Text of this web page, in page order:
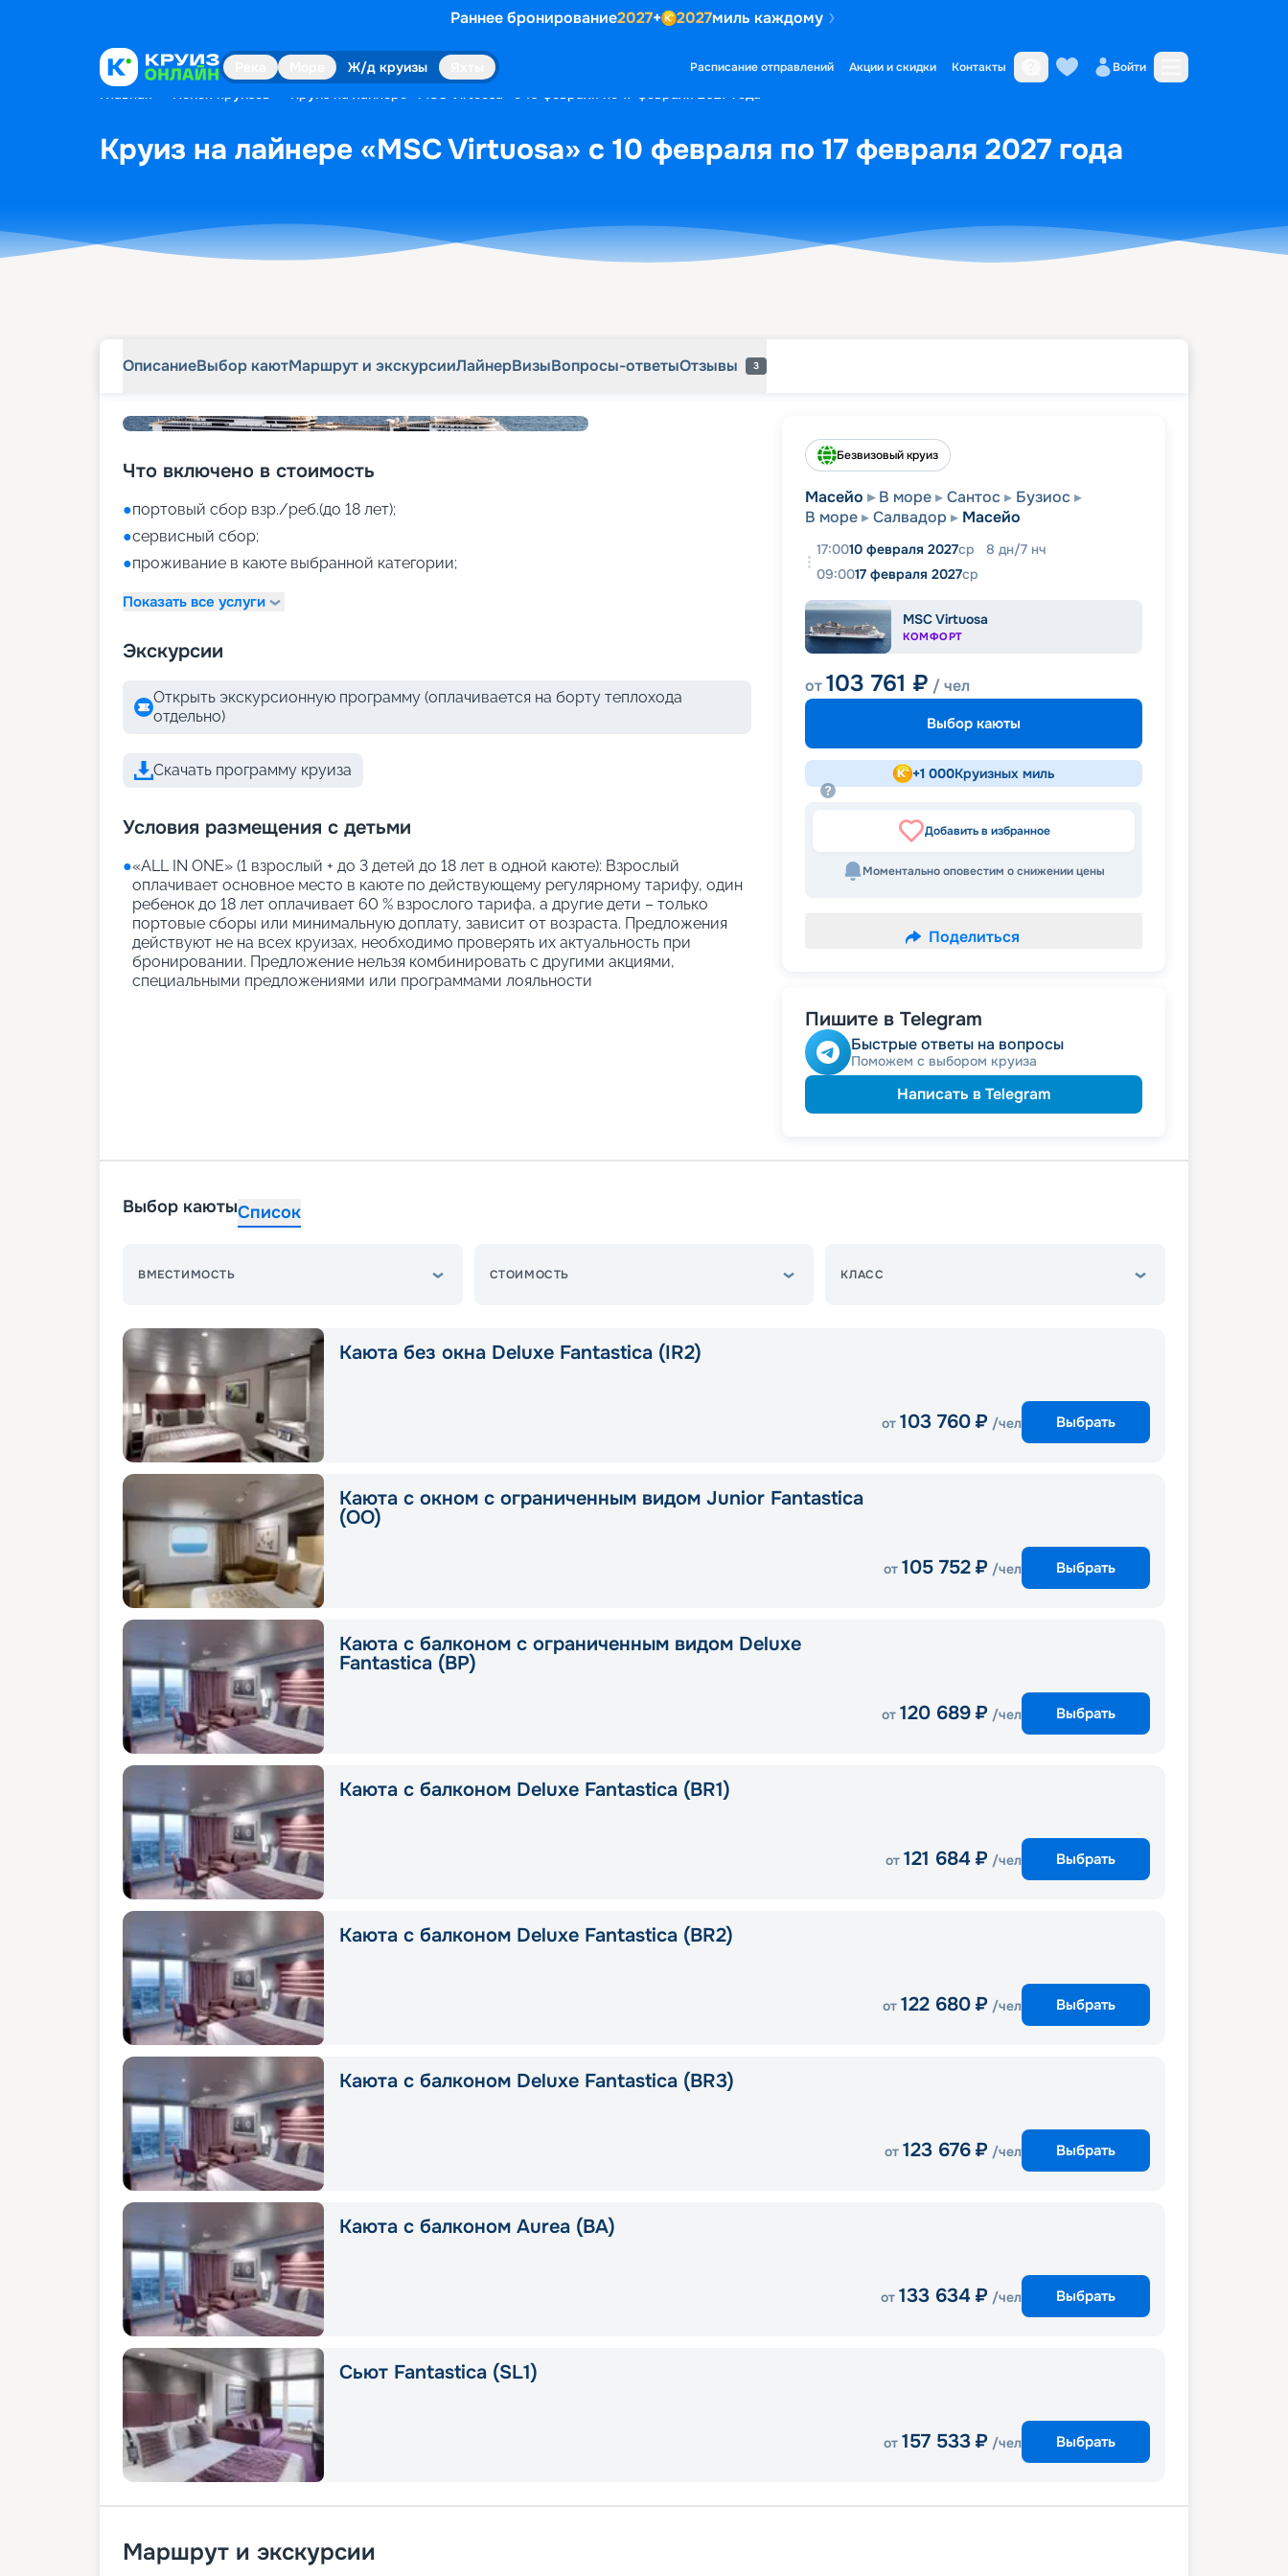
Раннее бронирование2027+ 2027миль каждому
Ж/д круизы Расписание отправлений Акции и скидки Контакты Войти
Главная Поиск круизов Круиз на лайнере «MSC Virtuosa» с 10 февраля по 17 февраля 2027 года
Круиз на лайнере «MSC Virtuosa» с 10 февраля по 17 февраля 2027 года
ОписаниеВыбор каютМаршрут и экскурсииЛайнерВизыВопросы-ответыОтзывы 3
Что включено в стоимость
●портовый сбор взр./реб.(до 18 лет);
●сервисный сбор;
●проживание в каюте выбранной категории;
Показать все услуги
Экскурсии
Открыть экскурсионную программу (оплачивается на борту теплохода
отдельно)
Скачать программу круиза
Условия размещения с детьми
●«АLL IN ONE» (1 взрослый + до 3 детей до 18 лет в одной каюте): Взрослый
оплачивает основное место в каюте по действующему регулярному тарифу, один
ребенок до 18 лет оплачивает 60 % взрослого тарифа, а другие дети – только
портовые сборы или минимальную доплату, зависит от возраста. Предложения
действуют не на всех круизах, необходимо проверять их актуальность при
бронировании. Предложение нельзя комбинировать с другими акциями,
специальными предложениями или программами лояльности
Безвизовый круиз
Масейо В море Сантос
Бузиос
В море
Салвадор Масейо
17:0010 февраля 2027ср 8 дн/7 нч
09:0017 февраля 2027ср
MSC Virtuosa
КОМФОРТ
от103 761 ₽ / чел
Выбор каюты
+1 000Круизных миль
Добавить в избранное
Моментально оповестим о снижении цены
Поделиться
Пишите в Telegram
Быстрые ответы на вопросы
Поможем с выбором круиза
Написать в Telegram
Выбор каютыСписок
ВМЕСТИМОСТЬ СТОИМОСТЬ КЛАСС
Каюта без окна Deluxe Fantastica (IR2)
от 103 760 ₽ /чел Выбрать
Каюта с окном с ограниченным видом Junior Fantastica
(OO)
от 105 752 ₽ /чел Выбрать
Каюта с балконом с ограниченным видом Deluxe
Fantastica (BP)
от 120 689 ₽ /чел Выбрать
Каюта с балконом Deluxe Fantastica (BR1)
от 121 684 ₽ /чел Выбрать
Каюта с балконом Deluxe Fantastica (BR2)
от 122 680 ₽ /чел Выбрать
Каюта с балконом Deluxe Fantastica (BR3)
от 123 676 ₽ /чел Выбрать
Каюта с балконом Aurea (BA)
от 133 634 ₽ /чел Выбрать
Сьют Fantastica (SL1)
от 157 533 ₽ /чел Выбрать
Маршрут и экскурсии